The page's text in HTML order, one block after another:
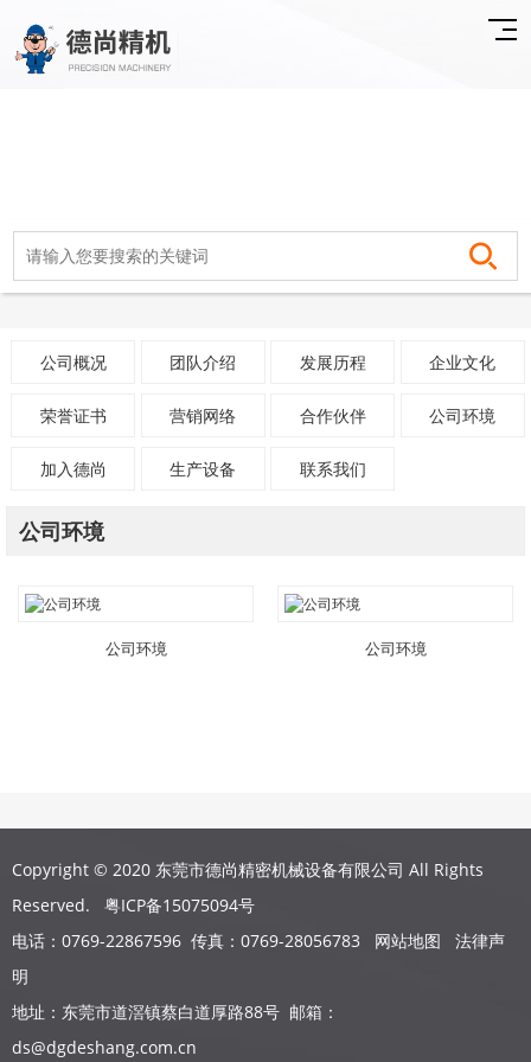
公司概况 团队介绍 发展历程 企业文化
荣誉证书 营销网络 合作伙伴 公司环境
加入德尚 生产设备 联系我们
公司环境
公司环境 公司环境
Copyright © 2020 东莞市德尚精密机械设备有限公司 All Rights
Reserved. 粤ICP备15075094号
电话：0769-22867596 传真：0769-28056783 网站地图
法律声
明
地址：东莞市道滘镇蔡白道厚路88号 邮箱：
ds@dgdeshang.com.cn